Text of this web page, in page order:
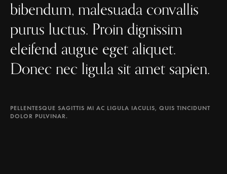
bibendum, malesuada convallis
purus luctus. Proin dignissim
eleifend augue eget aliquet.
Donec nec ligula sit amet sapien.
PELLENTESQUE SAGITTIS MI AC LIGULA IACULIS, QUIS TINCIDUNT
DOLOR PULVINAR.